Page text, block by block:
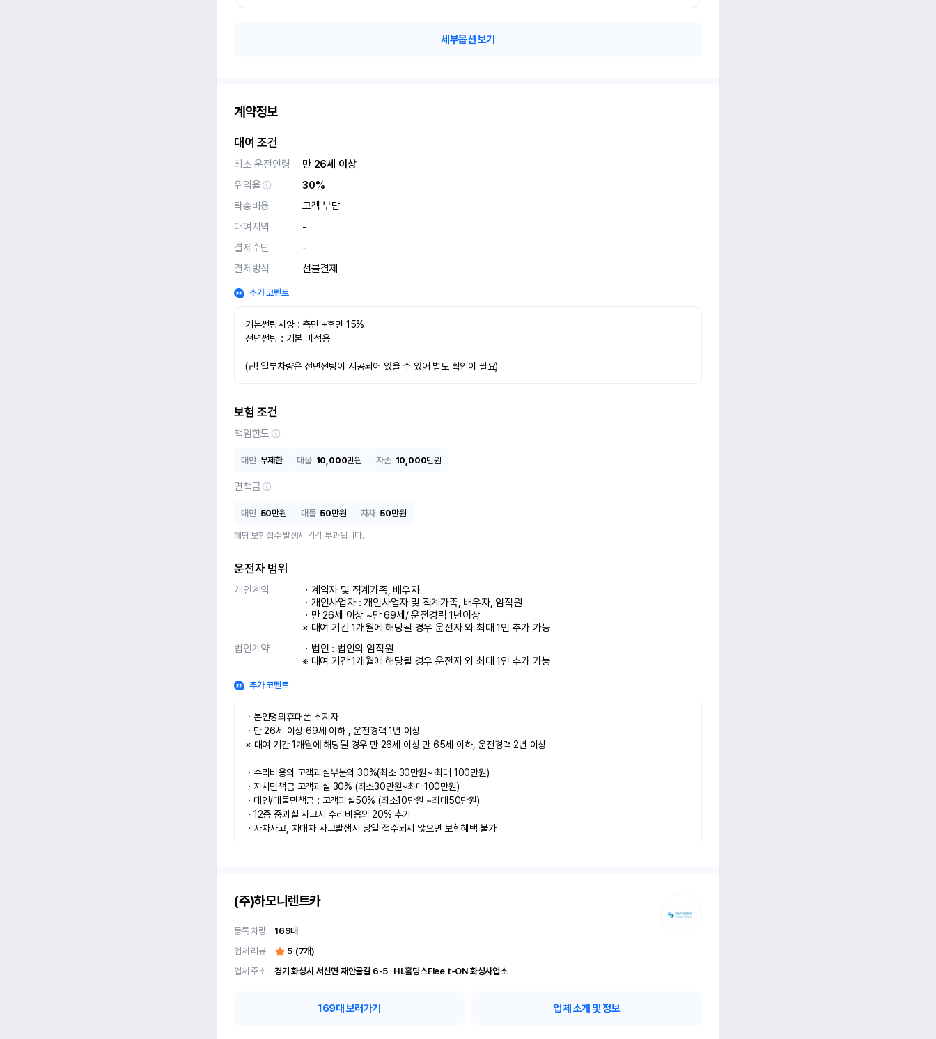
세부옵션 보기
계약정보
대여 조건
최소 운전연령
만 26세 이상
위약율
30%
탁송비용
고객 부담
대여지역
-
결제수단
-
결제방식
선불결제
추가 코멘트
기본썬팅사양 : 측면 +후면 15%
전면썬팅 : 기본 미적용
(단! 일부차량은 전면썬팅이 시공되어 있을 수 있어 별도 확인이 필요)
보험 조건
책임한도
대인 무제한 대물 10,000만원 자손 10,000만원
면책금
대인 50만원 대물 50만원 자차 50만원
해당 보험접수 발생시 각각 부과됩니다.
운전자 범위
개인계약
ㆍ계약자 및 직계가족, 배우자
ㆍ개인사업자 : 개인사업자 및 직계가족, 배우자, 임직원
ㆍ만 26세 이상 ~만 69세/ 운전경력 1년이상
※ 대여 기간 1개월에 해당될 경우 운전자 외 최대 1인 추가 가능
법인계약
ㆍ법인 : 법인의 임직원
※ 대여 기간 1개월에 해당될 경우 운전자 외 최대 1인 추가 가능
추가 코멘트
ㆍ본인명의휴대폰 소지자
ㆍ만 26세 이상 69세 이하 , 운전경력 1년 이상
※ 대여 기간 1개월에 해당될 경우 만 26세 이상 만 65세 이하, 운전경력 2년 이상
ㆍ수리비용의 고객과실부분의 30%(최소 30만원~ 최대 100만원)
ㆍ자차면책금 고객과실 30% (최소30만원~최대100만원)
ㆍ대인/대물면책금 : 고객과실50% (최소10만원 ~최대50만원)
ㆍ12중 중과실 사고시 수리비용의 20% 추가
ㆍ자차사고, 차대차 사고발생시 당일 접수되지 않으면 보험혜택 불가
(주)하모니렌트카
등록 차량 169대
업체 리뷰
5 (7개)
업체 주소
경기 화성시 서신면 재안골길 6-5	 HL홀딩스Flee t-ON 화성사업소
169대 보러가기 업체 소개 및 정보